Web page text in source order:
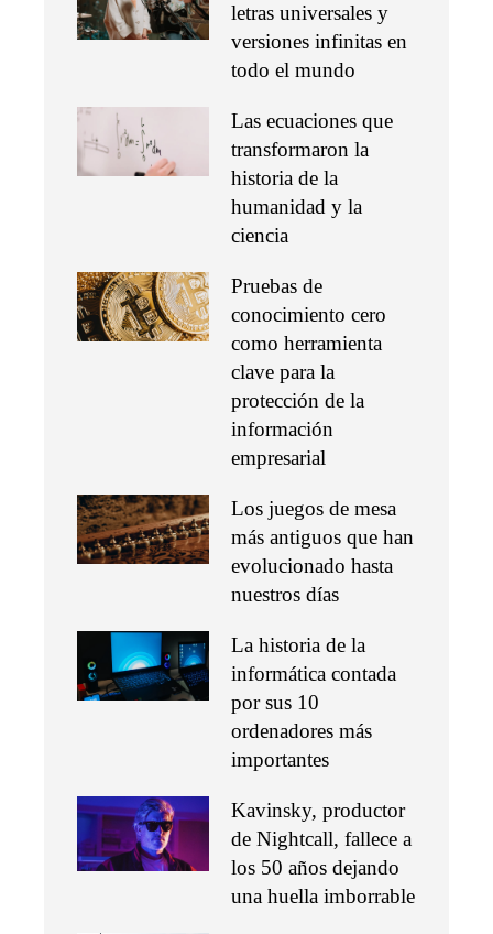
letras universales y
versiones infinitas en
todo el mundo
Las ecuaciones que
transformaron la
historia de la
humanidad y la
ciencia
Pruebas de
conocimiento cero
como herramienta
clave para la
protección de la
información
empresarial
Los juegos de mesa
más antiguos que han
evolucionado hasta
nuestros días
La historia de la
informática contada
por sus 10
ordenadores más
importantes
Kavinsky, productor
de Nightcall, fallece a
los 50 años dejando
una huella imborrable